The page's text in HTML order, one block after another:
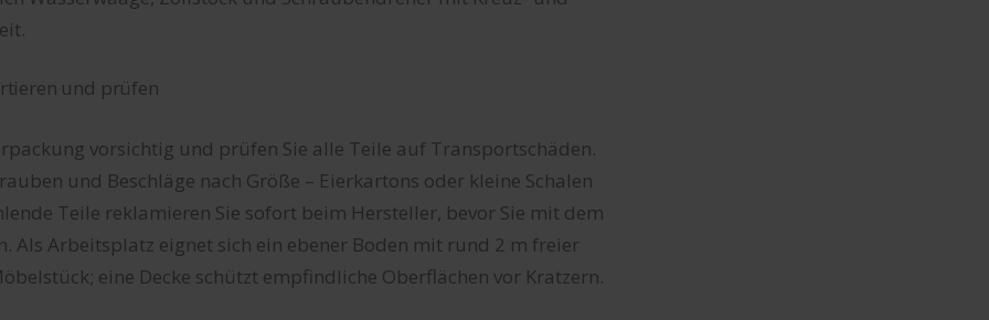
und prüfen
vorsichtig und prüfen Sie alle Teile auf Transportschäden.
und Beschläge nach Größe – Eierkartons oder kleine Schalen
Teile reklamieren Sie sofort beim Hersteller, bevor Sie mit dem
Als Arbeitsplatz eignet sich ein ebener Boden mit rund 2 m freier
eine Decke schützt empfindliche Oberflächen vor Kratzern.